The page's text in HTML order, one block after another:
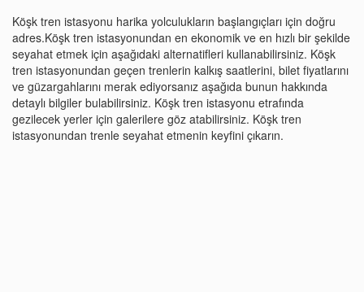
Köşk tren istasyonu harika yolculukların başlangıçları için doğru
adres.Köşk tren istasyonundan en ekonomik ve en hızlı bir şekilde
seyahat etmek için aşağıdaki alternatifleri kullanabilirsiniz. Köşk
tren istasyonundan geçen trenlerin kalkış saatlerini, bilet fiyatlarını
ve güzargahlarını merak ediyorsanız aşağıda bunun hakkında
detaylı bilgiler bulabilirsiniz. Köşk tren istasyonu etrafında
gezilecek yerler için galerilere göz atabilirsiniz. Köşk tren
istasyonundan trenle seyahat etmenin keyfini çıkarın.